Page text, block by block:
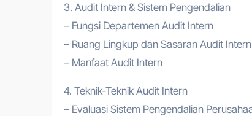
3. Audit Intern & Sistem Pengendalian
– Fungsi Departemen Audit Intern
– Ruang Lingkup dan Sasaran Audit Intern
– Manfaat Audit Intern
4. Teknik-Teknik Audit Intern
– Evaluasi Sistem Pengendalian